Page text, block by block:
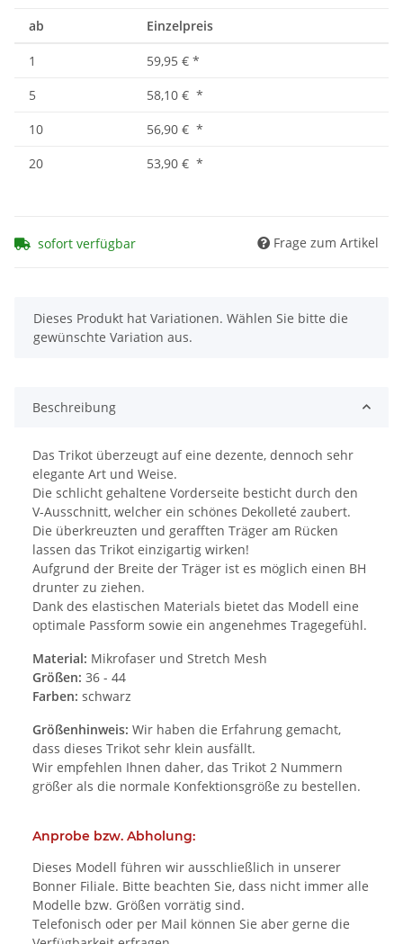
ab Einzelpreis
1 59,95 € *
5
58,10 € *
10
56,90 € *
20
53,90 € *
sofort verfügbar Frage zum Artikel
x
Dieses Produkt hat Variationen. Wählen Sie bitte die
gewünschte Variation aus.
Beschreibung
Das Trikot überzeugt auf eine dezente, dennoch sehr
elegante Art und Weise.
Die schlicht gehaltene Vorderseite besticht durch den
V-Ausschnitt, welcher ein schönes Dekolleté zaubert.
Die überkreuzten und gerafften Träger am Rücken
lassen das Trikot einzigartig wirken!
Aufgrund der Breite der Träger ist es möglich einen BH
drunter zu ziehen.
Dank des elastischen Materials bietet das Modell eine
optimale Passform sowie ein angenehmes Tragegefühl.
Material: Mikrofaser und Stretch Mesh
Größen: 36 - 44
Farben: schwarz
Größenhinweis: Wir haben die Erfahrung gemacht,
dass dieses Trikot sehr klein ausfällt.
Wir empfehlen Ihnen daher, das Trikot 2 Nummern
größer als die normale Konfektionsgröße zu bestellen.
Anprobe bzw. Abholung:
Dieses Modell führen wir ausschließlich in unserer
Bonner Filiale. Bitte beachten Sie, dass nicht immer alle
Modelle bzw. Größen vorrätig sind.
Telefonisch oder per Mail können Sie aber gerne die